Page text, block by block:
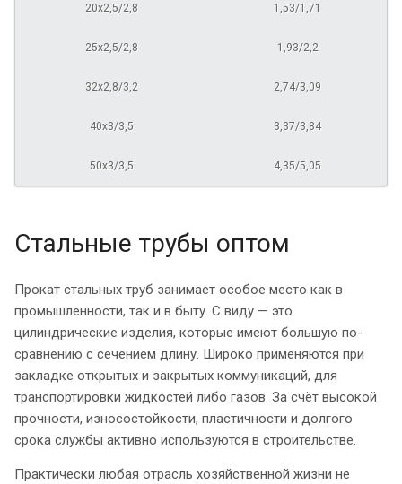
20х2,5/2,8 1,53/1,71
25х2,5/2,8 1,93/2,2
32х2,8/3,2 2,74/3,09
40х3/3,5 3,37/3,84
50х3/3,5 4,35/5,05
Стальные трубы оптом
Прокат стальных труб занимает особое место как в
промышленности, так и в быту. С виду — это
цилиндрические изделия, которые имеют большую по-
сравнению с сечением длину. Широко применяются при
закладке открытых и закрытых коммуникаций, для
транспортировки жидкостей либо газов. За счёт высокой
прочности, износостойкости, пластичности и долгого
срока службы активно используются в строительстве.
Практически любая отрасль хозяйственной жизни не